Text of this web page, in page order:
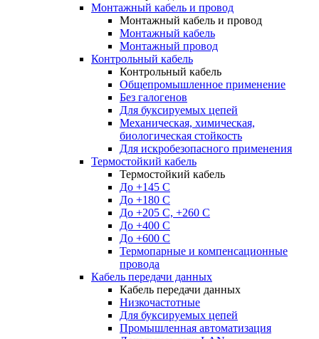
Монтажный кабель и провод
Монтажный кабель и провод
Монтажный кабель
Монтажный провод
Контрольный кабель
Контрольный кабель
Общепромышленное применение
Без галогенов
Для буксируемых цепей
Механическая, химическая,
биологическая стойкость
Для искробезопасного применения
Термостойкий кабель
Термостойкий кабель
До +145 С
До +180 C
До +205 С, +260 С
До +400 C
До +600 С
Термопарные и компенсационные
провода
Кабель передачи данных
Кабель передачи данных
Низкочастотные
Для буксируемых цепей
Промышленная автоматизация